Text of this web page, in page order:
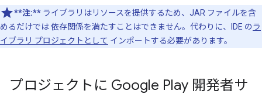
**注:** ライブラリはリソースを提供するため、JAR ファイルを含
めるだけでは 依存関係を満たすことはできません。代わりに、IDE のラ
イブラリ プロジェクトとして インポートする必要があります。
プロジェクトに Google Play 開発者サ